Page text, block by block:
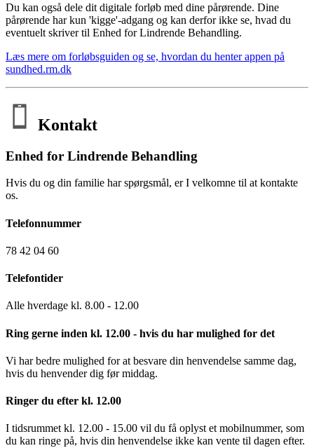
Du kan også dele dit digitale forløb med dine pårørende. Dine
pårørende har kun 'kigge'-adgang og kan derfor ikke se, hvad du
eventuelt skriver til Enhed for Lindrende Behandling.
Læs mere om forløbsguiden og se, hvordan du henter appen på
sundhed.rm.dk
Kontakt
Enhed for Lindrende Behandling
Hvis du og din familie har spørgsmål, er I velkomne til at kontakte
os.
Telefonnummer
78 42 04 60
Telefontider
Alle hverdage kl. 8.00 - 12.00
Ring gerne inden kl. 12.00 - hvis du har mulighed for det
Vi har bedre mulighed for at besvare din henvendelse samme dag,
hvis du henvender dig før middag.
Ringer du efter kl. 12.00
I tidsrummet kl. 12.00 - 15.00 vil du få oplyst et mobilnummer, som
du kan ringe på, hvis din henvendelse ikke kan vente til dagen efter.